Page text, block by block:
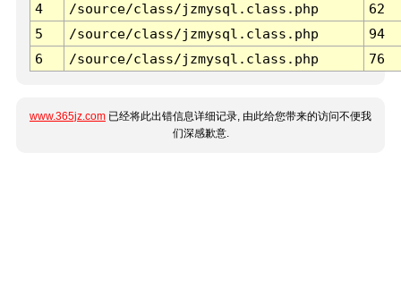
4
/source/class/jzmysql.class.php
62
5
/source/class/jzmysql.class.php
94
6
/source/class/jzmysql.class.php 76
www.365jz.com 已经将此出错信息详细记录, 由此给您带来的访问不便我
们深感歉意.